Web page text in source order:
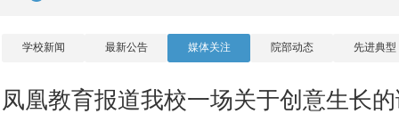
学校新闻 最新公告 媒体关注 院部动态 先进典型
凤凰教育报道我校一场关于创意生长